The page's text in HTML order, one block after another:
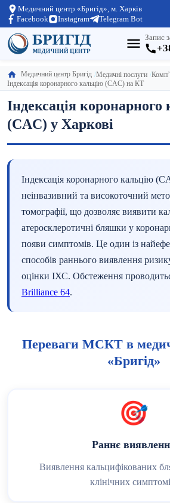
Медичний центр «Бригід», м. Харків
Facebook
Instagram Telegram Bot
Запис
Медичний центр Бригід Медичні послуги
Індексація коронарного кальцію (CAC) на КТ
Індексація коронарного
(CAC) у Харкові
Індексація коронарного кальцію
неінвазивний та високоточний
томографії, що дозволяє виявити
атеросклеротичні бляшки у
появи симптомів. Це один із
способів раннього виявлення
оцінки ІХС. Обстеження
Brilliance 64.
Переваги МСКТ в
«Бригід»
🎯
Раннє
Виявлення кальцифікованих
клінічних